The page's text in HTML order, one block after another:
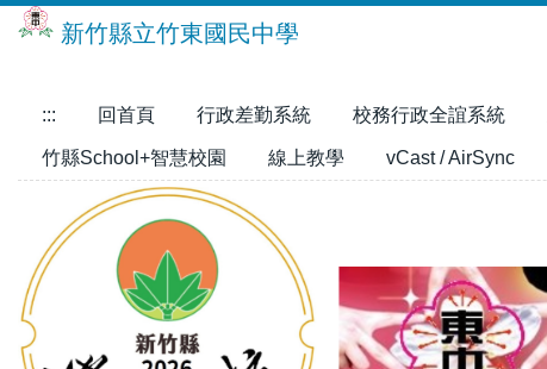
跳
新竹縣立竹東國民中學
::: 回首頁 行政差勤系統 校務行政全誼系統
竹縣School+智慧校園 線上教學 vCast / AirSync